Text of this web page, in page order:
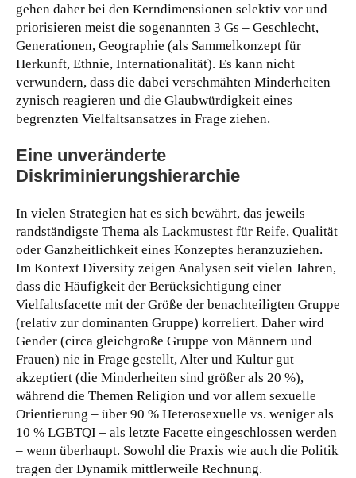
gehen daher bei den Kerndimensionen selektiv vor und
priorisieren meist die sogenannten 3 Gs – Geschlecht,
Generationen, Geographie (als Sammelkonzept für
Herkunft, Ethnie, Internationalität). Es kann nicht
verwundern, dass die dabei verschmähten Minderheiten
zynisch reagieren und die Glaubwürdigkeit eines
begrenzten Vielfaltsansatzes in Frage ziehen.
Eine unveränderte
Diskriminierungshierarchie
In vielen Strategien hat es sich bewährt, das jeweils
randständigste Thema als Lackmustest für Reife, Qualität
oder Ganzheitlichkeit eines Konzeptes heranzuziehen.
Im Kontext Diversity zeigen Analysen seit vielen Jahren,
dass die Häufigkeit der Berücksichtigung einer
Vielfaltsfacette mit der Größe der benachteiligten Gruppe
(relativ zur dominanten Gruppe) korreliert. Daher wird
Gender (circa gleichgroße Gruppe von Männern und
Frauen) nie in Frage gestellt, Alter und Kultur gut
akzeptiert (die Minderheiten sind größer als 20 %),
während die Themen Religion und vor allem sexuelle
Orientierung – über 90 % Heterosexuelle vs. weniger als
10 % LGBTQI – als letzte Facette eingeschlossen werden
– wenn überhaupt. Sowohl die Praxis wie auch die Politik
tragen der Dynamik mittlerweile Rechnung.